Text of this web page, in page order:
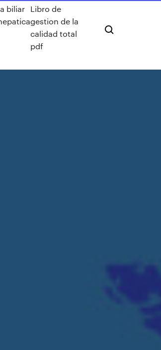
biliar Libro de
gestion de la
calidad total
pdf